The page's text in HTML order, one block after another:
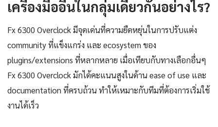
เครื่องมืออื่นในกลุ่มเดียวกันอย่างไร?
Fx 6300 Overclock มีจุดเด่นที่ความยืดหยุ่นในการปรับแต่ง
community ที่แข็งแกร่ง และ ecosystem ของ
plugins/extensions ที่หลากหลาย เมื่อเทียบกับทางเลือกอื่นๆ
Fx 6300 Overclock มักได้คะแนนสูงในด้าน ease of use และ
documentation ที่ครบถ้วน ทำให้เหมาะกับทีมที่ต้องการเริ่มใช้
งานได้เร็ว